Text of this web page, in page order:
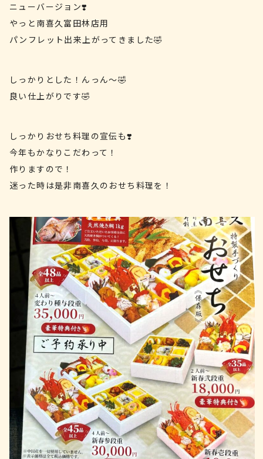
ニューバージョン❣️
やっと南喜久富田林店用
パンフレット出来上がってきました🤣
しっかりとした！んっん〜🤣
良い仕上がりです🤣
しっかりおせち料理の宣伝も❣️
今年もかなりこだわって！
作りますので！
迷った時は是非南喜久のおせち料理を！